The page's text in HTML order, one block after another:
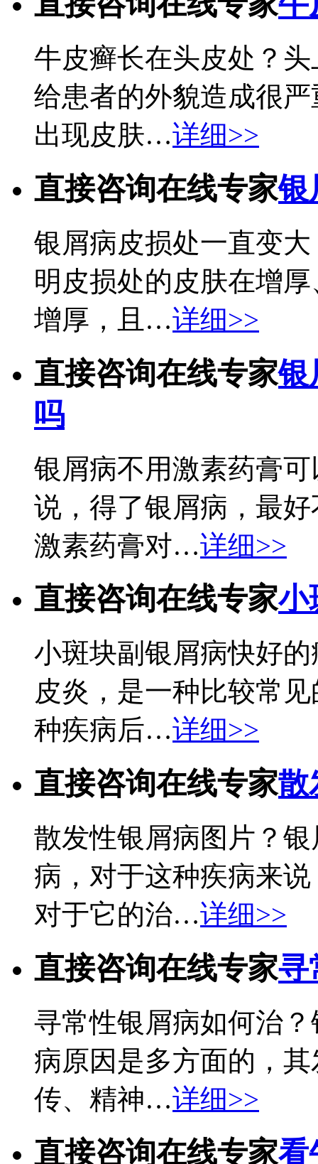
牛皮癣长在头皮处？
给患者的外貌造成很
出现皮肤…详细>>
直接咨询在线专家银
银屑病皮损处一直变
明皮损处的皮肤在增
增厚，且…详细>>
直接咨询在线专家银
吗
银屑病不用激素药膏
说，得了银屑病，最
激素药膏对…详细>>
直接咨询在线专家小
小斑块副银屑病快好
皮炎，是一种比较常
种疾病后…详细>>
直接咨询在线专家散
散发性银屑病图片？
病，对于这种疾病来
对于它的治…详细>>
直接咨询在线专家寻
寻常性银屑病如何治
病原因是多方面的，
传、精神…详细>>
直接咨询在线专家看